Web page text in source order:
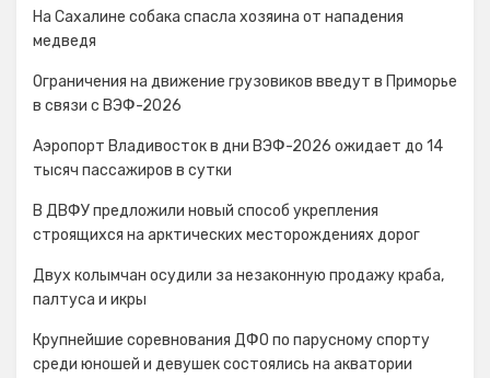
На Сахалине собака спасла хозяина от нападения
медведя
Ограничения на движение грузовиков введут в Приморье
в связи с ВЭФ-2026
Аэропорт Владивосток в дни ВЭФ-2026 ожидает до 14
тысяч пассажиров в сутки
В ДВФУ предложили новый способ укрепления
строящихся на арктических месторождениях дорог
Двух колымчан осудили за незаконную продажу краба,
палтуса и икры
Крупнейшие соревнования ДФО по парусному спорту
среди юношей и девушек состоялись на акватории